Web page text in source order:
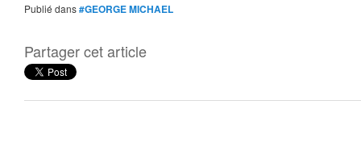
Publié dans#GEORGE MICHAEL
Partager cet article